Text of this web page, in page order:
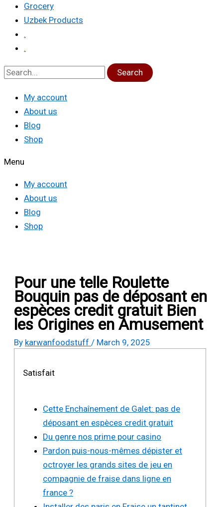
Grocery
Uzbek Products
.
.
Search
My account
About us
Blog
Shop
Menu
My account
About us
Blog
Shop
Pour une telle Roulette
Bouquin pas de déposant en
espèces credit gratuit Bien
les Origines en Amusement
By karwanfoodstuff / March 9, 2025
Satisfait
Cette Enchaînement de Galet: pas de
déposant en espèces credit gratuit
Du genre nos prime pour casino
Pardon puis-nous-mêmes dépister et
octroyer les grands sites de jeu en
compagnie de fraise dans ligne en
france ?